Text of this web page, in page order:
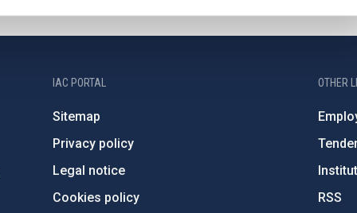
IAC PORTAL
Sitemap
Privacy policy
Legal notice
Cookies policy
OTHER
RSS